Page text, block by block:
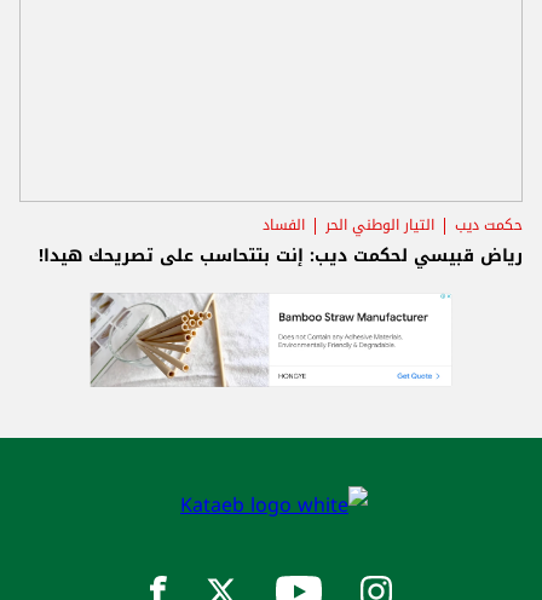
حكمت ديب التيار الوطني الحر الفساد
رياض قبيسي لحكمت ديب: إنت بتتحاسب على تصريحك هيدا!